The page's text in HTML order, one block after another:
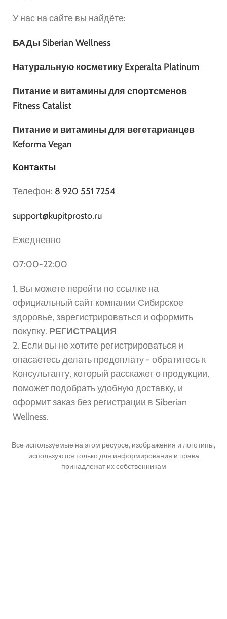
У нас на сайте вы найдёте:
БАДы Siberian Wellness
Натуральную косметику Experalta Platinum
Питание и витамины для спортсменов
Fitness Catalist
Питание и витамины для вегетарианцев
Keforma Vegan
Контакты
Телефон: 8 920 551 7254
support@kupitprosto.ru
Ежедневно
07:00-22:00
1. Вы можете перейти по ссылке на
официальный сайт компании Сибирское
здоровье, зарегистрироваться и оформить
покупку. РЕГИСТРАЦИЯ
2. Если вы не хотите регистрироваться и
опасаетесь делать предоплату - обратитесь к
Консультанту, который расскажет о продукции,
поможет подобрать удобную доставку, и
оформит заказ без регистрации в Siberian
Wellness.
Все используемые на этом ресурсе, изображения и логотипы,
используются только для информирования и права
принадлежат их собственникам